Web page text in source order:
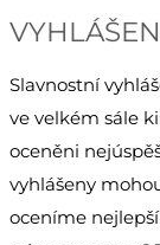
Slavnostní
ve velkém sále
oceněni
vyhlášeny
oceníme